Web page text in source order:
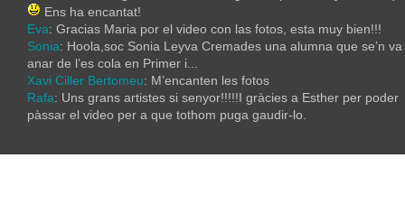
Ens ha encantat!
Eva: Gracias Maria por el video con las fotos, esta muy bien!!!
Sonia: Hoola,soc Sonia Leyva Cremades una alumna que se’n va
anar de l’es cola en Primer i...
Xavi Ciller Bertomeu: M’encanten les fotos
Rafa: Uns grans artistes si senyor!!!!!I gràcies a Esther per poder
pàssar el video per a que tothom puga gaudir-lo.